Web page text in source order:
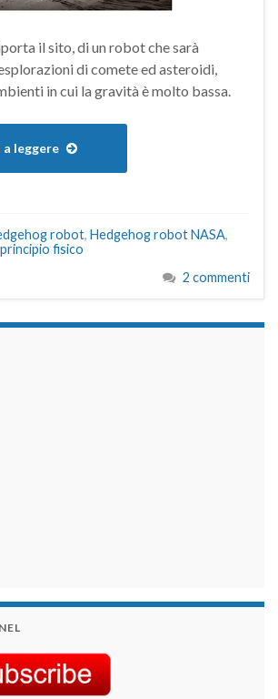
il sito, di un robot che sarà
di comete ed asteroidi,
in cui la gravità è molto bassa.
leggere
robot, Hedgehog robot NASA,
fisico
2 commenti